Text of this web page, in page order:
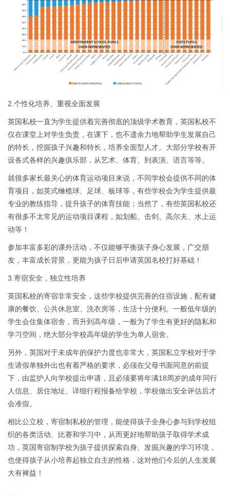
2.个性化培养、重视全面发展
英国私校一直为学生提供着完善彻底的顶级学术教育，英国私校不
仅在课堂上对学生负责，在课下，也不遗余力地帮助学生发展自己
的特长，挖掘孩子兴趣和特长，培养全面型人才。大部分学校有开
设各式各样的兴趣俱乐部，从艺术、体育、到表演、语言等等。
就很多家长最关心的体育运动项目来说，不同学校会提供不同的体
育项目，如英式橄榄球、足球、板球等，有些学校会为学生提供最
专业的教练指导，提升孩子的体育技能；当然了，有些英国私校还
有很多不太常见的运动项目课程，如划船、击剑、高尔夫、水上运
动等！
参加丰富多彩的课外活动，不仅能够平衡孩子身心发展，广交朋
友，丰富成长背景，更能为孩子日后申请英国名校打好基础！
3.寄宿安全，独立性培养
英国私校的寄宿非常安全，这些学校提供完善的住宿设施，配有健
康的餐饮、公共休息室、洗衣房等，生活十分便利。一般低年级的
学生会住集体宿舍，而升到高年级，一般为了学生有更好的隐私和
学习空间，绝大部分学校高年级的学生为单人宿舍。
另外，英国对于未成年的保护力度也非常大，英国私立学校对于学
生请假单独外出也有着严格的要求，必须在父母书面同意的前提
下，由监护人向学校提出申请，且必须要将年满18周岁的成年同行
人信息、居住地址、详细行程报备给学校，学校做出安全评估后才
会准假。
相比公立校，寄宿制私校的管理，能使得孩子全身心参与到学校组
织的各类活动、比赛和学习中，从而更好地帮助孩子取得学术成
功，英国寄宿制学校为孩子提供探索自身、发掘兴趣的学习环境，
也使得孩子从小培养起独立自主的性格，这对他们今后的人生发展
大有裨益！